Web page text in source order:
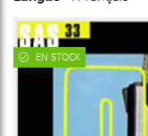
EN STOCK